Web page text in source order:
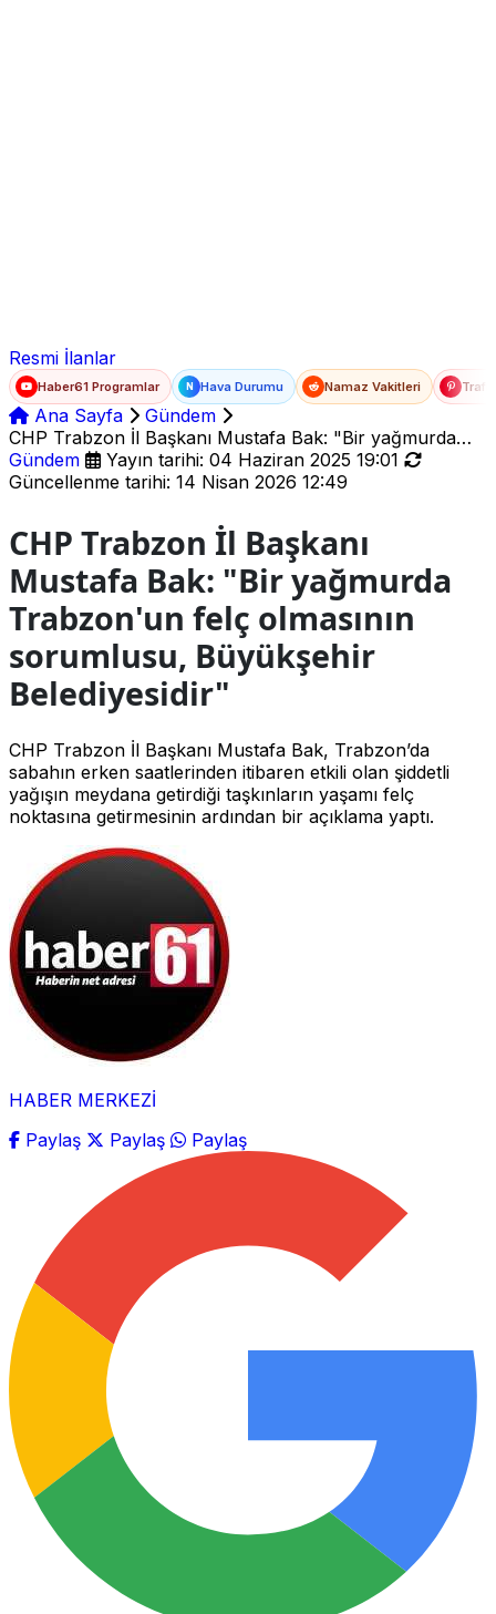
Resmi İlanlar
Haber61 Programlar N Hava Durumu Namaz Vakitleri
Ana Sayfa
Gündem
CHP Trabzon İl Başkanı Mustafa Bak: "Bir yağmurda
Trabzon'un felç olmasının sorumlusu, Büyükşehir
Belediyesidir"
Gündem
Yayın tarihi: 04 Haziran 2025 19:01
Güncellenme tarihi: 14 Nisan 2026 12:49
CHP Trabzon İl Başkanı
Mustafa Bak: "Bir yağmurda
Trabzon'un felç olmasının
sorumlusu, Büyükşehir
Belediyesidir"
CHP Trabzon İl Başkanı Mustafa Bak, Trabzon’da
sabahın erken saatlerinden itibaren etkili olan şiddetli
yağışın meydana getirdiği taşkınların yaşamı felç
noktasına getirmesinin ardından bir açıklama yaptı.
HABER MERKEZİ
Paylaş
Paylaş Paylaş